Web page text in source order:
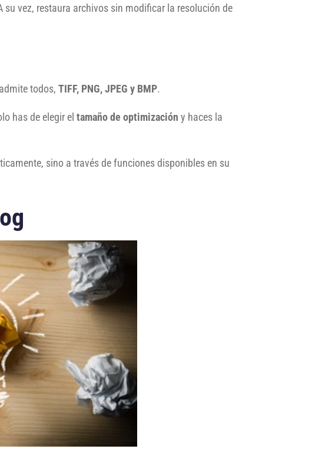
vez, restaura archivos sin modificar la resolución de
todos,TIFF, PNG, JPEG y BMP.
has de elegir eltamaño de optimización y haces la
sino a través de funciones disponibles en su